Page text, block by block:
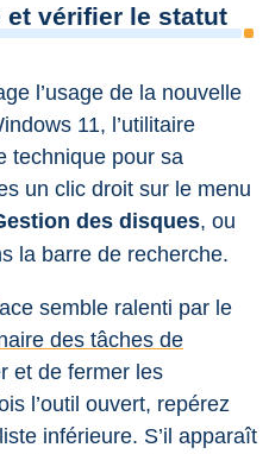
et vérifier le statut
l’usage de la nouvelle
11, l’utilitaire
technique pour sa
un clic droit sur le menu
des disques, ou
la barre de recherche.
semble ralenti par le
des tâches de
et de fermer les
l’outil ouvert, repérez
inférieure. S’il apparaît